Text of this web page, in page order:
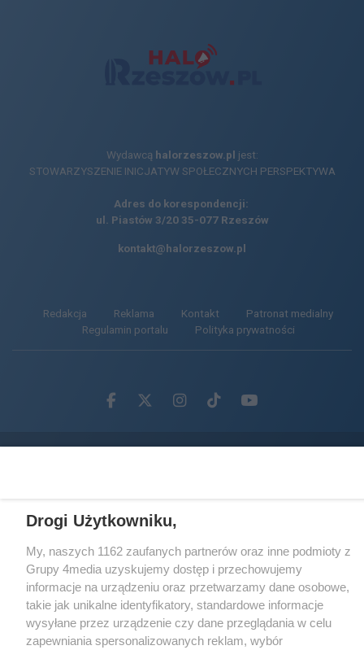
Wydawcą halorzeszow.pl jest:
STOWARZYSZENIE INICJATYW SPOŁECZNYCH PERSPEKTYWA
Adres do korespondencji:
ul. Piastów 3/20 35-077 Rzeszów
kontakt@halorzeszow.pl
Redakcja Reklama Kontakt
Patronat medialny
Regulamin portalu
Polityka prywatności
Facebook.com
X.comInstagram.com
Tiktok.comYoutube.com
Drogi Użytkowniku,
My, naszych 1162 zaufanych partnerów oraz inne podmioty z
Grupy 4media uzyskujemy dostęp i przechowujemy
informacje na urządzeniu oraz przetwarzamy dane osobowe,
takie jak unikalne identyfikatory, standardowe informacje
wysyłane przez urządzenie czy dane przeglądania w celu
zapewniania spersonalizowanych reklam, wybór